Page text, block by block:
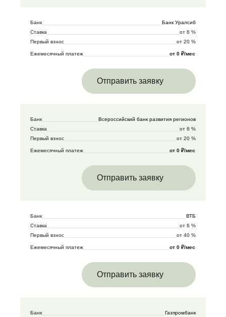
Банк
Банк Уралсиб
Ставка
от 6 %
Первый взнос
от 20 %
Ежемесячный платеж от 0 ₽/мес
Отправить заявку
Банк
Всероссийский банк развития регионов
Ставка
от 6 %
Первый взнос
от 20 %
Ежемесячный платеж от 0 ₽/мес
Отправить заявку
Банк
ВТБ
Ставка
от 6 %
Первый взнос
от 40 %
Ежемесячный платеж от 0 ₽/мес
Отправить заявку
Банк
Газпромбанк